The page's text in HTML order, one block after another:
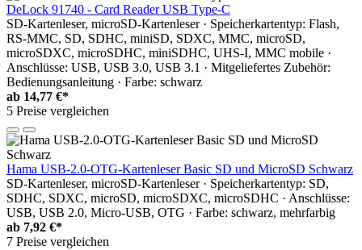
DeLock 91740 - Card Reader USB Type-C
SD-Kartenleser, microSD-Kartenleser · Speicherkartentyp: Flash,
RS-MMC, SD, SDHC, miniSD, SDXC, MMC, microSD,
microSDXC, microSDHC, miniSDHC, UHS-I, MMC mobile ·
Anschlüsse: USB, USB 3.0, USB 3.1 · Mitgeliefertes Zubehör:
Bedienungsanleitung · Farbe: schwarz
ab 14,77 €*
5 Preise vergleichen
Hama USB-2.0-OTG-Kartenleser Basic SD und MicroSD Schwarz
SD-Kartenleser, microSD-Kartenleser · Speicherkartentyp: SD,
SDHC, SDXC, microSD, microSDXC, microSDHC · Anschlüsse:
USB, USB 2.0, Micro-USB, OTG · Farbe: schwarz, mehrfarbig
ab 7,92 €*
7 Preise vergleichen